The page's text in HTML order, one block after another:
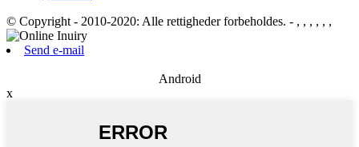
© Copyright - 2010-2020: Alle rettigheder forbeholdes. - , , , , , ,
Send e-mail
Android
x